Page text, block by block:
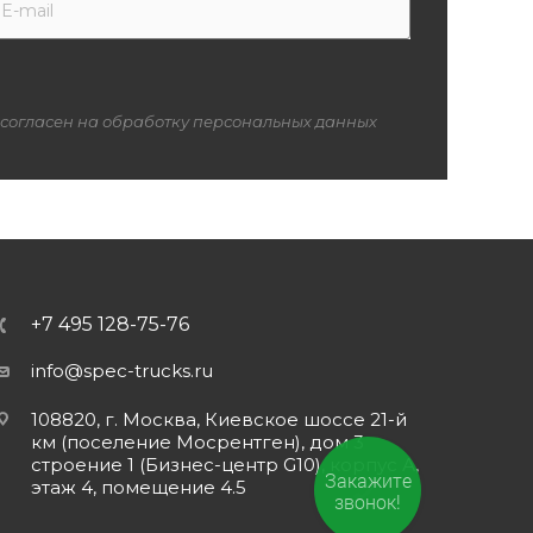
на обработку персональных данных
+7 495 128-75-76
info@spec-trucks.ru
108820, г. Москва, Киевское шоссе 21-й
км (поселение Мосрентген), дом 3
строение 1 (Бизнес-центр G10), корпус А,
этаж 4, помещение 4.5
Закажите
звонок!